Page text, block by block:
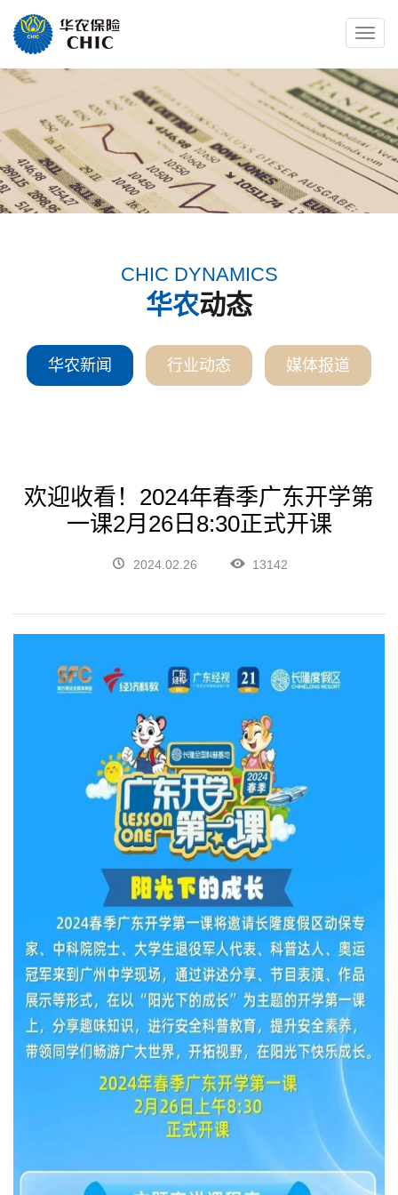
Toggle
CHIC DYNAMICS
华农动态
华农新闻 行业动态 媒体报道
欢迎收看！2024年春季广东开学第
一课2月26日8:30正式开课
2024.02.26 13142